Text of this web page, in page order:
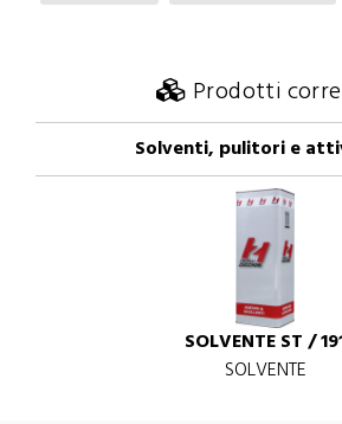
Prodotti
Solventi, pulitori e
SOLVENTE ST /
SOLVENTE